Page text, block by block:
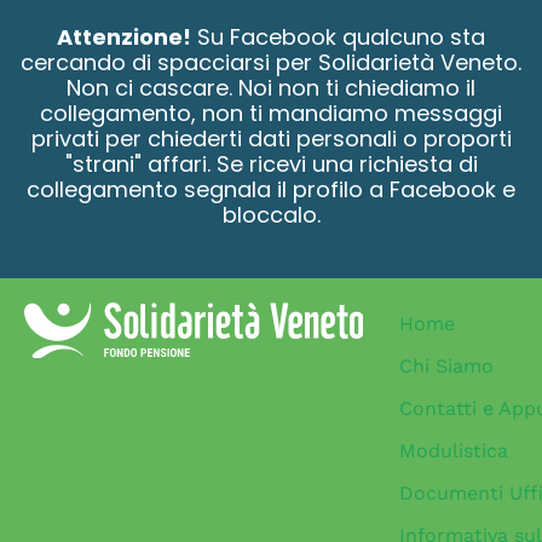
Attenzione! Su Facebook qualcuno sta
cercando di spacciarsi per Solidarietà Veneto.
Non ci cascare. Noi non ti chiediamo il
collegamento, non ti mandiamo messaggi
privati per chiederti dati personali o proporti
"strani" affari. Se ricevi una richiesta di
collegamento segnala il profilo a Facebook e
bloccalo.
Home
Chi Siamo
Contatti e
Modulistica
Documenti
Informativa